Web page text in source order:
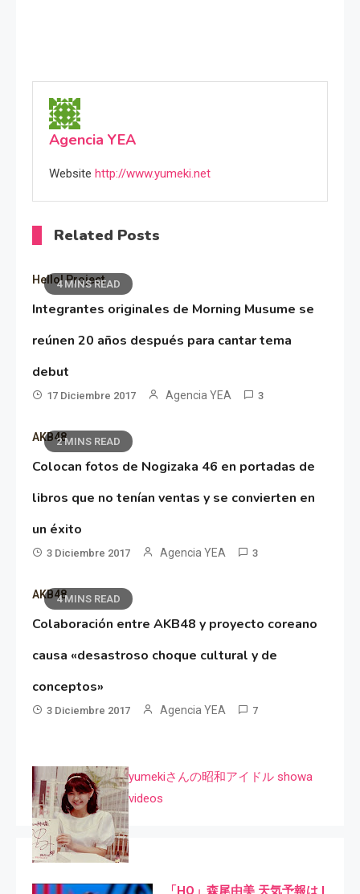
Agencia YEA
Website http://www.yumeki.net
Related Posts
4 MINS READ
Hello! Project
Integrantes originales de Morning Musume se
reúnen 20 años después para cantar tema
debut
17 Diciembre 2017 Agencia YEA 3
2 MINS READ
AKB48
Colocan fotos de Nogizaka 46 en portadas de
libros que no tenían ventas y se convierten en
un éxito
3 Diciembre 2017 Agencia YEA 3
4 MINS READ
AKB48
Colaboración entre AKB48 y proyecto coreano
causa «desastroso choque cultural y de
conceptos»
3 Diciembre 2017 Agencia YEA 7
yumekiさんの昭和アイドル showa
videos
「HQ」森尾由美 天気予報は I